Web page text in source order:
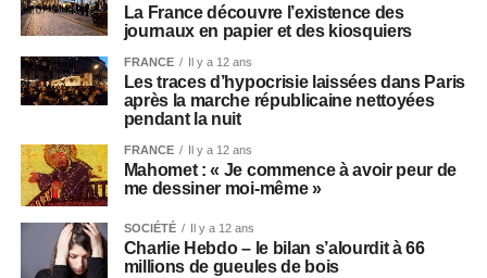
La France découvre l’existence des
journaux en papier et des kiosquiers
FRANCE Il y a 12 ans
Les traces d’hypocrisie laissées dans Paris
après la marche républicaine nettoyées
pendant la nuit
FRANCE Il y a 12 ans
Mahomet : « Je commence à avoir peur de
me dessiner moi-même »
SOCIÉTÉ Il y a 12 ans
Charlie Hebdo – le bilan s’alourdit à 66
millions de gueules de bois